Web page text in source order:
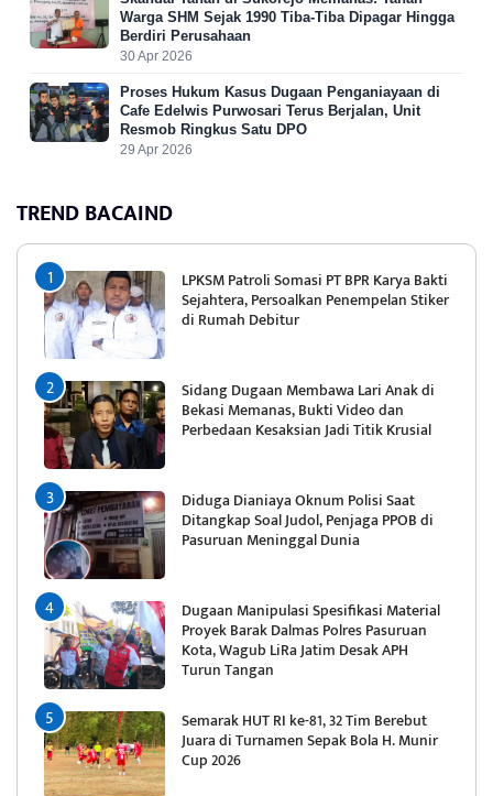
Warga SHM Sejak 1990 Tiba-Tiba Dipagar Hingga
Berdiri Perusahaan
30 Apr 2026
Proses Hukum Kasus Dugaan Penganiayaan di
Cafe Edelwis Purwosari Terus Berjalan, Unit
Resmob Ringkus Satu DPO
29 Apr 2026
TREND BACAIND
LPKSM Patroli Somasi PT BPR Karya Bakti
Sejahtera, Persoalkan Penempelan Stiker
di Rumah Debitur
Sidang Dugaan Membawa Lari Anak di
Bekasi Memanas, Bukti Video dan
Perbedaan Kesaksian Jadi Titik Krusial
Diduga Dianiaya Oknum Polisi Saat
Ditangkap Soal Judol, Penjaga PPOB di
Pasuruan Meninggal Dunia
Dugaan Manipulasi Spesifikasi Material
Proyek Barak Dalmas Polres Pasuruan
Kota, Wagub LiRa Jatim Desak APH
Turun Tangan
Semarak HUT RI ke-81, 32 Tim Berebut
Juara di Turnamen Sepak Bola H. Munir
Cup 2026